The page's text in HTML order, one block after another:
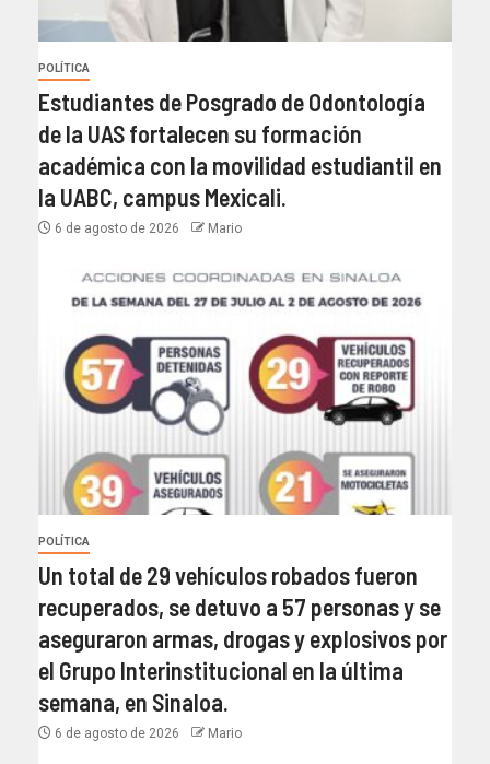
POLÍTICA
Estudiantes de Posgrado de Odontología
de la UAS fortalecen su formación
académica con la movilidad estudiantil en
la UABC, campus Mexicali.
6 de agosto de 2026 Mario
POLÍTICA
Un total de 29 vehículos robados fueron
recuperados, se detuvo a 57 personas y se
aseguraron armas, drogas y explosivos por
el Grupo Interinstitucional en la última
semana, en Sinaloa.
6 de agosto de 2026 Mario